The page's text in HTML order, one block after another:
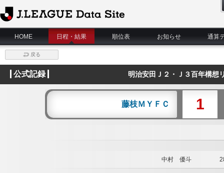
J.League Data Site
HOME
日程・結果 順位表 お知らせ 通算
戻る
公式記録 明治安田Ｊ２・Ｊ３百年構
藤枝ＭＹＦＣ 1
中村 優斗